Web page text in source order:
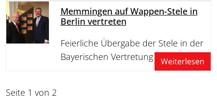
Memmingen auf Wappen-Stele in
Berlin vertreten
Feierliche Übergabe der Stele in der
Bayerischen Vertretung
Weiterlesen
Seite 1 von 2